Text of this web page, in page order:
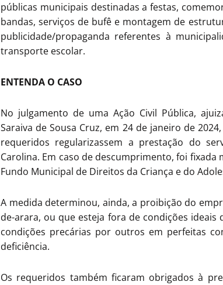
públicas municipais destinadas a festas,
bandas, serviços de bufê e montagem de
publicidade/propaganda referentes à
transporte escolar.
ENTENDA O CASO
No julgamento de uma Ação Civil Pública,
Saraiva de Sousa Cruz, em 24 de janeiro de
requeridos regularizassem a prestação do
Carolina. Em caso de descumprimento, foi
Fundo Municipal de Direitos da Criança e do
A medida determinou, ainda, a proibição do
de-arara, ou que esteja fora de condições
condições precárias por outros em perfeitas
deficiência.
Os requeridos também ficaram obrigados à